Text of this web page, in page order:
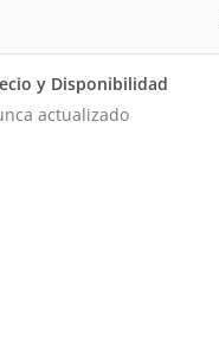
y Disponibilidad
actualizado